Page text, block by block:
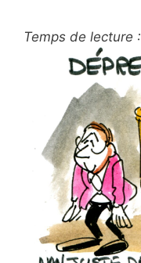
Temps de lecture :